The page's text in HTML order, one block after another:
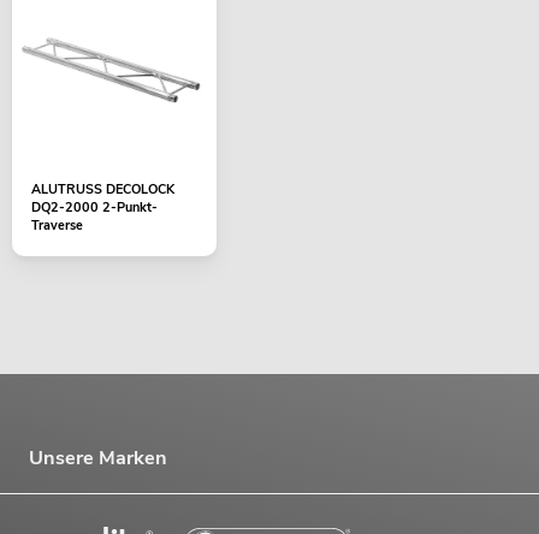
ALUTRUSS DECOLOCK
DQ2-2000 2-Punkt-
Traverse
Unsere Marken